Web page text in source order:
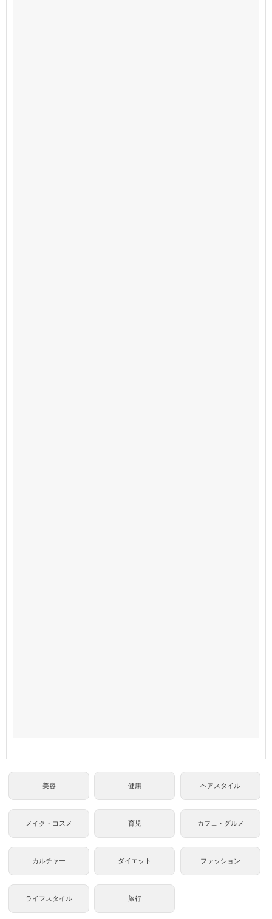
美容 健康 ヘアスタイル
メイク・コスメ 育児 カフェ・グルメ
カルチャー ダイエット ファッション
ライフスタイル 旅行